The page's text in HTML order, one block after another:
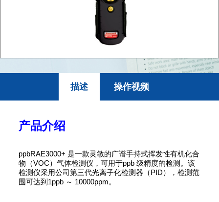
描述 操作视频
产品介绍
ppbRAE3000+ 是一款灵敏的广谱手持式挥发性有机化合
物（VOC）气体检测仪，可用于ppb 级精度的检测。该
检测仪采用公司第三代光离子化检测器（PID），检测范
围可达到1ppb ～ 10000ppm。